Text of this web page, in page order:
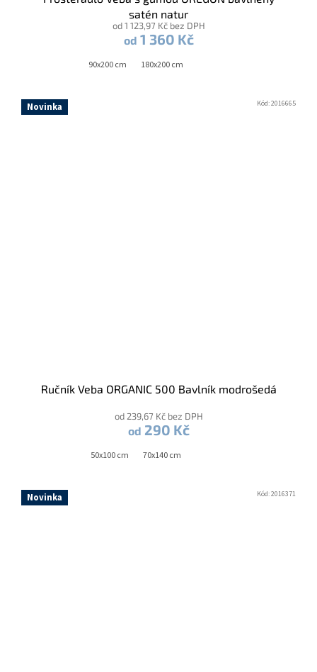
satén natur
od 1 123,97 Kč bez DPH
od 1 360 Kč
90x200 cm 180x200 cm
Novinka
Ručník Veba ORGANIC 500 Bavlník modrošedá
od 239,67 Kč bez DPH
od 290 Kč
50x100 cm 70x140 cm
Kód:2016665
Novinka Kód:2016371